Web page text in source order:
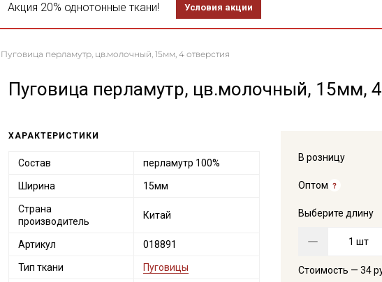
Акция 20% однотонные ткани! Условия акции
Пуговица перламутр, цв.молочный, 15мм, 4 отверстия
Пуговица перламутр, цв.молочный, 15мм,
В розницу
Оптом
Выберите длину
шт
Стоимость — 34
ХАРАКТЕРИСТИКИ
Состав перламутр 100%
Ширина 15мм
Страна
производитель
Китай
Артикул 018891
Тип ткани Пуговицы